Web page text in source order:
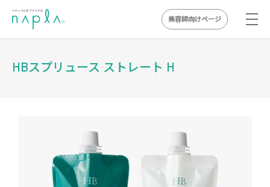
美容師向けページ
HBスプリュース ストレート H